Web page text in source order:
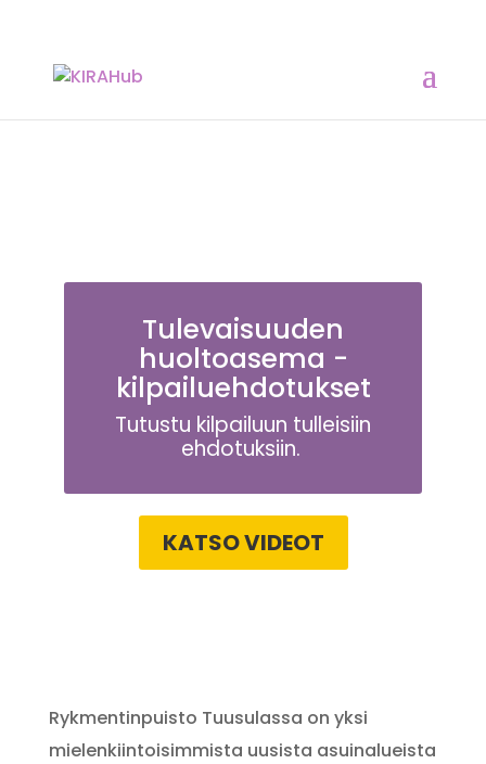
Tulevaisuuden
huoltoasema -
kilpailuehdotukset
Tutustu kilpailuun tulleisiin
ehdotuksiin.
KATSO VIDEOT
Rykmentinpuisto Tuusulassa on yksi
mielenkiintoisimmista uusista asuinalueista